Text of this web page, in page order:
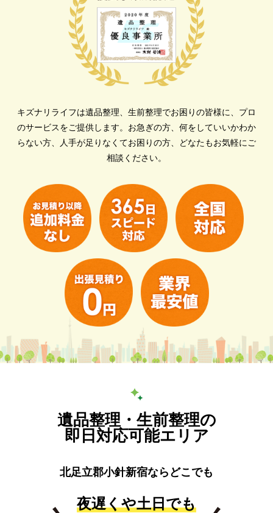
キズナリライフは遺品整理、生前整理でお困りの皆様に、プロ
のサービスをご提供します。 お急ぎの方、何をしていいかわか
らない方、人手が足りなくてお困りの方、どなたもお気軽にご
相談ください。
遺品整理・生前整理の
即日対応可能エリア
北足立郡小針新宿ならどこでも
夜遅くや土日でも